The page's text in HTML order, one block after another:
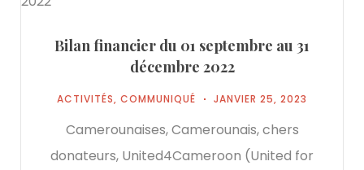
Bilan financier du 01 septembre au 31
décembre 2022
ACTIVITÉS, COMMUNIQUÉ JANVIER 25, 2023
Camerounaises, Camerounais, chers
donateurs, United4Cameroon (United for